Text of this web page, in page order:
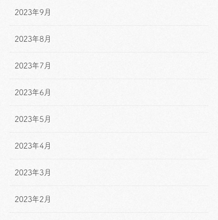
2023年9月
2023年8月
2023年7月
2023年6月
2023年5月
2023年4月
2023年3月
2023年2月